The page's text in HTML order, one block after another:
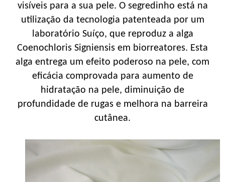
visíveis para a sua pele. O segredinho está na
utilização da tecnologia patenteada por um
laboratório Suíço, que reproduz a alga
Coenochloris Signiensis em biorreatores. Esta
alga entrega um efeito poderoso na pele, com
eficácia comprovada para aumento de
hidratação na pele, diminuição de
profundidade de rugas e melhora na barreira
cutânea.